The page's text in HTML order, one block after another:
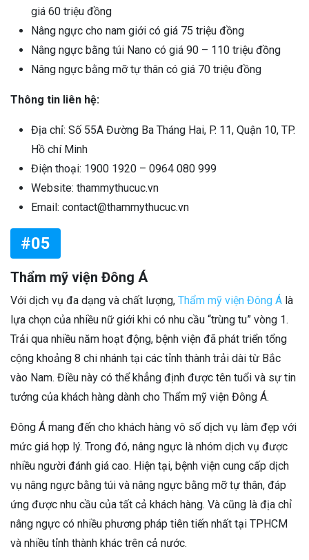
giá 60 triệu đồng
Nâng ngực cho nam giới có giá 75 triệu đồng
Nâng ngực bằng túi Nano có giá 90 – 110 triệu đồng
Nâng ngực bằng mỡ tự thân có giá 70 triệu đồng
Thông tin liên hệ:
Địa chỉ: Số 55A Đường Ba Tháng Hai, P. 11, Quận 10, TP.
Hồ chí Minh
Điện thoại: 1900 1920 – 0964 080 999
Website: thammythucuc.vn
Email: contact@thammythucuc.vn
#05
Thẩm mỹ viện Đông Á
Với dịch vụ đa dạng và chất lượng, Thẩm mỹ viện Đông Á là
lựa chọn của nhiều nữ giới khi có nhu cầu “trùng tu” vòng 1.
Trải qua nhiều năm hoạt động, bệnh viện đã phát triển tổng
cộng khoảng 8 chi nhánh tại các tỉnh thành trải dài từ Bắc
vào Nam. Điều này có thể khẳng định được tên tuổi và sự tin
tưởng của khách hàng dành cho Thẩm mỹ viện Đông Á.
Đông Á mang đến cho khách hàng vô số dịch vụ làm đẹp với
mức giá hợp lý. Trong đó, nâng ngực là nhóm dịch vụ được
nhiều người đánh giá cao. Hiện tại, bệnh viện cung cấp dịch
vụ nâng ngực bằng túi và nâng ngực bằng mỡ tự thân, đáp
ứng được nhu cầu của tất cả khách hàng. Và cũng là địa chỉ
nâng ngực có nhiều phương pháp tiên tiến nhất tại TPHCM
và nhiều tỉnh thành khác trên cả nước.